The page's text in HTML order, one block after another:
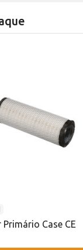
Case CE